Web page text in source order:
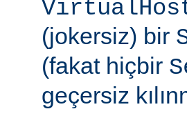
(jokersiz) bir
(fakat hiçbir
geçersiz